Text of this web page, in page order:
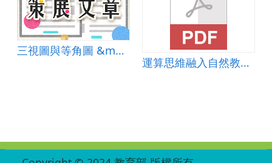
三視圖與等角圖 &mdash; 生活科技課程的識圖老馬
運算思維融入自然教材-防疫送餐機器人